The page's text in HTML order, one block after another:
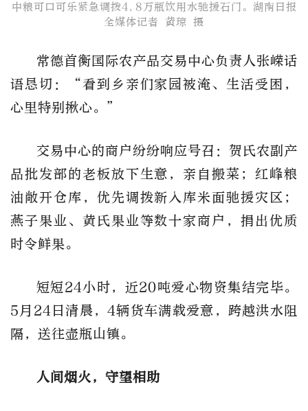
中粮可口可乐紧急调拨4.8万瓶饮用水驰援石门。​湖南日报
全媒体记者 黄琼 摄
常德首衡国际农产品交易中心负责人张嵘话
语恳切：“看到乡亲们家园被淹、生活受困，
心里特别揪心。”
交易中心的商户纷纷响应号召：贺氏农副产
品批发部的老板放下生意，亲自搬菜；红峰粮
油敞开仓库，优先调拨新入库米面驰援灾区；
燕子果业、黄氏果业等数十家商户，捐出优质
时令鲜果。
短短24小时，近20吨爱心物资集结完毕。
5月24日清晨，4辆货车满载爱意，跨越洪水阻
隔，送往壶瓶山镇。
人间烟火，守望相助